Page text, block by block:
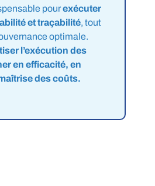
pourexécuter
et traçabilité, tout
optimale.
l’exécution des
en efficacité, en
des coûts.